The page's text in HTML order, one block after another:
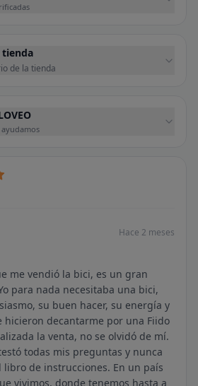
tienda
de la tienda
Hace 2 meses
me vendió la bici, es un gran
para nada necesitaba una bici,
su buen hacer, su energía y
hicieron decantarme por una Fiido
la venta, no se olvidó de mí.
todas mis preguntas y nunca
libro de instrucciones. En un país
vivimos, donde tenemos hasta a